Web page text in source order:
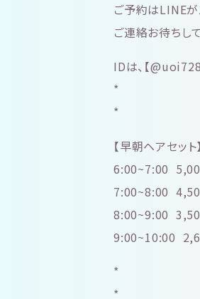
ご予約はLINE
ご連絡お待ちし
IDは、【
*
*
【早朝ヘアセット】
6:00~7:00
7:00~8:00
8:00~9:00
9:00~10:00
*
*